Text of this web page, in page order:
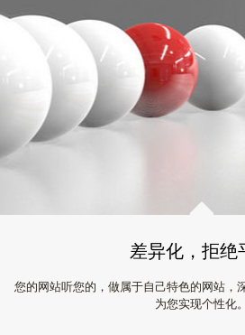
差异化，拒绝
您的网站听您的，做属于自己特色的网站，
为您实现个性化。